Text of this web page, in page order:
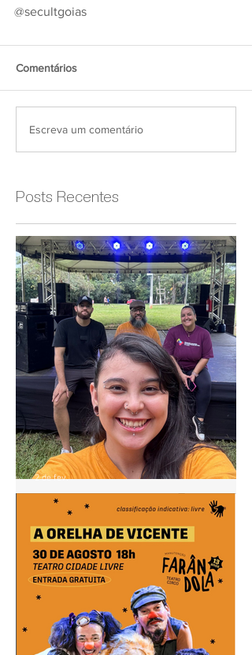
@secultgoias
Comentários
Escreva um comentário
Posts Recentes
Pontão de Cultura Cidade
Livre acompanha agenda do
"Circula MinC" em Goiás
2 de fev.